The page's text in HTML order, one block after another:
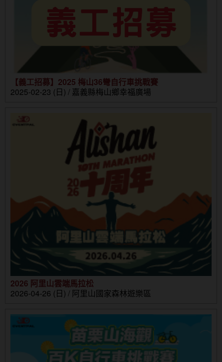
【義工招募】2025 梅山36彎自行車挑戰賽
2025-02-23 (日) / 嘉義縣梅山鄉幸福廣場
2026 阿里山雲端馬拉松
2026-04-26 (日) / 阿里山國家森林遊樂區